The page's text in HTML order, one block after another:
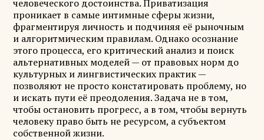
человеческого достоинства. Приватизация
проникает в самые интимные сферы жизни,
фрагментируя личность и подчиняя её рыночным
и алгоритмическим правилам. Однако осознание
этого процесса, его критический анализ и поиск
альтернативных моделей — от правовых норм до
культурных и лингвистических практик —
позволяют не просто констатировать проблему, но
и искать пути её преодоления. Задача не в том,
чтобы остановить прогресс, а в том, чтобы вернуть
человеку право быть не ресурсом, а субъектом
собственной жизни.